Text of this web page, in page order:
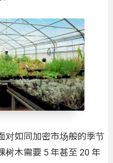
对如同加密市场般的季节
树木需要 5 年甚至 20 年